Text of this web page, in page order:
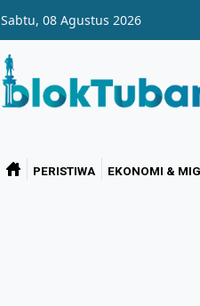
Sabtu, 08 Agustus 2026
PERISTIWA EKONOMI &